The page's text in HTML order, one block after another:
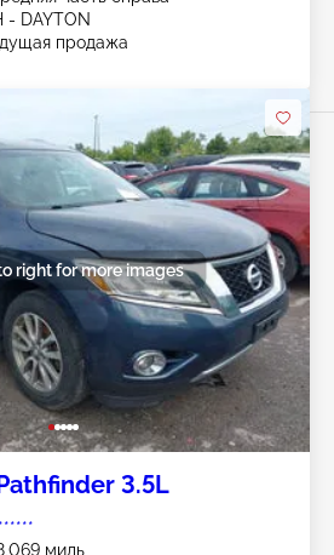
- DAYTON
продажа
right for more images
3.5L
миль